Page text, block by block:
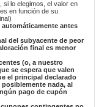
si lo elegimos, el valor en
en función de su
antes
del subyacente de peor
final es menor
(o, a nuestro
se espera que valen
el principal declarado
nada, al
pago de cupón